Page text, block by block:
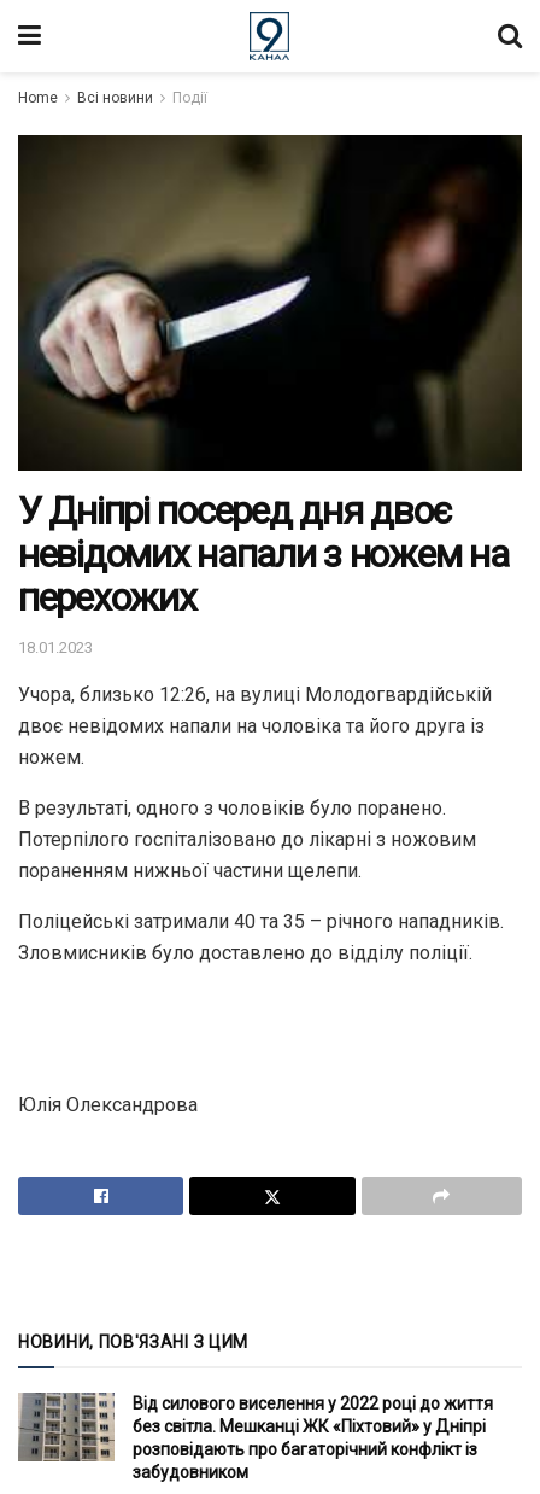
Home Всі новини Події
У Дніпрі посеред дня двоє
невідомих напали з ножем на
перехожих
18.01.2023
Учора, близько 12:26, на вулиці Молодогвардійській
двоє невідомих напали на чоловіка та його друга із
ножем.
В результаті, одного з чоловіків було поранено.
Потерпілого госпіталізовано до лікарні з ножовим
пораненням нижньої частини щелепи.
Поліцейські затримали 40 та 35 – річного нападників.
Зловмисників було доставлено до відділу поліції.
Юлія Олександрова
НОВИНИ, ПОВ'ЯЗАНІ З ЦИМ
Від силового виселення у 2022 році до життя
без світла. Мешканці ЖК «Піхтовий» у Дніпрі
розповідають про багаторічний конфлікт із
забудовником